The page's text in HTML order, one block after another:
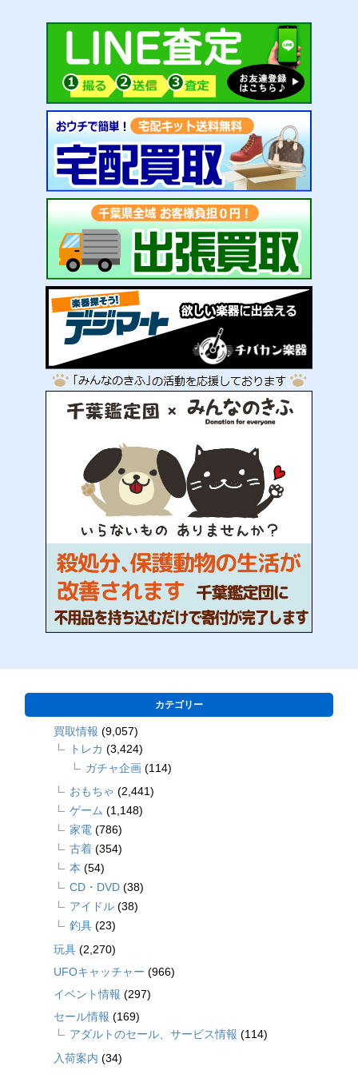
カテゴリー
買取情報 (9,057)
トレカ (3,424)
ガチャ企画 (114)
おもちゃ (2,441)
ゲーム (1,148)
家電 (786)
古着 (354)
本 (54)
CD・DVD (38)
アイドル (38)
釣具 (23)
玩具 (2,270)
UFOキャッチャー (966)
イベント情報 (297)
セール情報 (169)
アダルトのセール、サービス情報 (114)
入荷案内 (34)